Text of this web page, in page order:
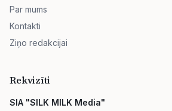
Par mums
Kontakti
Ziņo redakcijai
Rekvizīti
SIA "SILK MILK Media"